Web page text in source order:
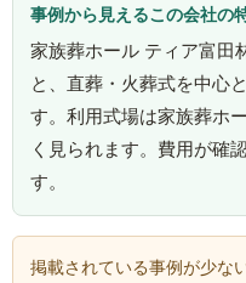
事例から見えるこの会社の
家族葬ホール ティア富田
と、直葬・火葬式を中心
す。利用式場は家族葬ホ
く見られます。費用が確
す。
掲載されている事例が少な